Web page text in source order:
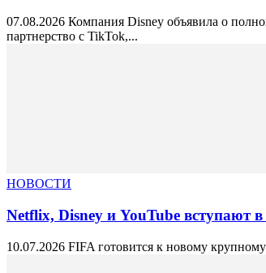
07.08.2026 Компания Disney объявила о
партнерство с TikTok,...
НОВОСТИ
Netflix, Disney и YouTube вступают
10.07.2026 FIFA готовится к новому